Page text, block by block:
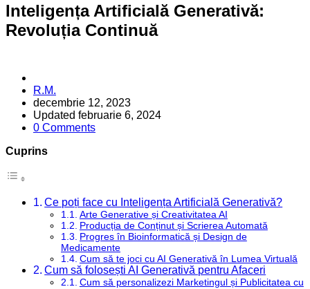
Inteligența Artificială Generativă:
Revoluția Continuă
Posted
by
R.M.
decembrie 12, 2023
Updated februarie 6, 2024
0 Comments
Cuprins
Ce poți face cu Inteligența Artificială Generativă?
Arte Generative și Creativitatea AI
Producția de Conținut și Scrierea Automată
Progres în Bioinformatică și Design de
Medicamente
Cum să te joci cu AI Generativă în Lumea Virtuală
Cum să folosești AI Generativă pentru Afaceri
Cum să personalizezi Marketingul și Publicitatea cu